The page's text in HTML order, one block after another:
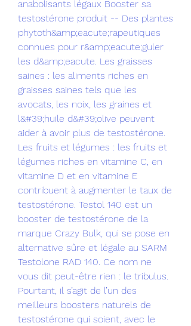
anabolisants légaux Booster sa
testostérone produit -- Des plantes
phytoth&amp;eacute;rapeutiques
connues pour r&amp;eacute;guler
les d&amp;eacute. Les graisses
saines : les aliments riches en
graisses saines tels que les
avocats, les noix, les graines et
l&#39;huile d&#39;olive peuvent
aider à avoir plus de testostérone.
Les fruits et légumes : les fruits et
légumes riches en vitamine C, en
vitamine D et en vitamine E
contribuent à augmenter le taux de
testostérone. Testol 140 est un
booster de testostérone de la
marque Crazy Bulk, qui se pose en
alternative sûre et légale au SARM
Testolone RAD 140. Ce nom ne
vous dit peut-être rien : le tribulus.
Pourtant, il s’agit de l’un des
meilleurs boosters naturels de
testostérone qui soient, avec le